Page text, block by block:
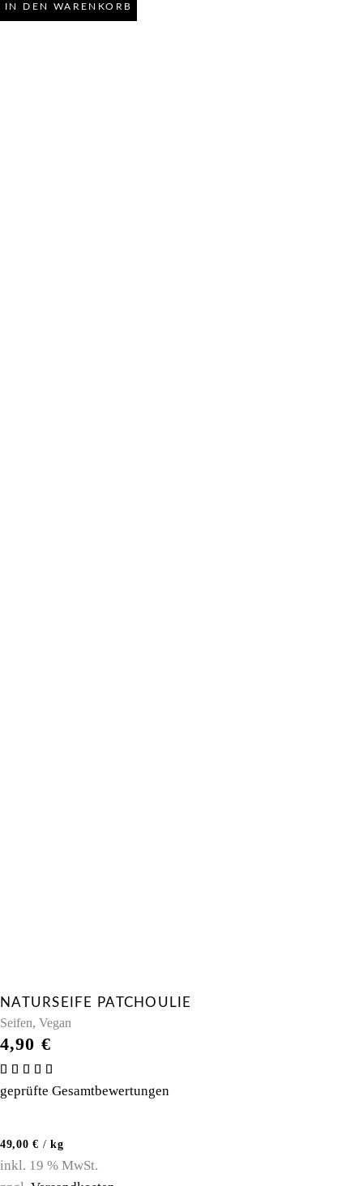
IN DEN WARENKORB
NATURSEIFE PATCHOULIE
Seifen, Vegan
4,90 €
5.00
geprüfte Gesamtbewertungen
49,00€ /kg
inkl. 19 % MwSt.